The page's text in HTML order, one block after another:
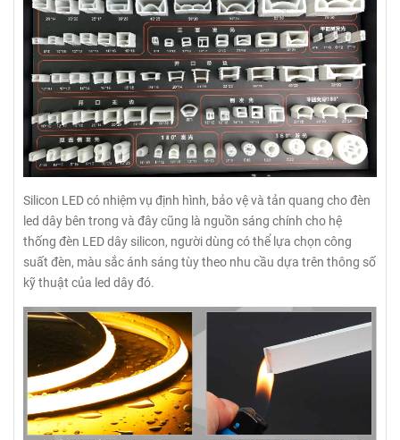
Silicon LED có nhiệm vụ định hình, bảo vệ và tản quang cho đèn
led dây bên trong và đây cũng là nguồn sáng chính cho hệ
thống đèn LED dây silicon, người dùng có thể lựa chọn công
suất đèn, màu sắc ánh sáng tùy theo nhu cầu dựa trên thông số
kỹ thuật của led dây đó.